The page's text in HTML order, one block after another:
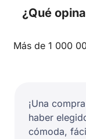
¿Qué
Más de 1 000
¡Una
haber
cómoda,